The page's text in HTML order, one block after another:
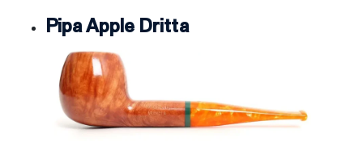
Pipa Apple Dritta